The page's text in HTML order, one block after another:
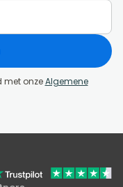
met onzeAlgemene